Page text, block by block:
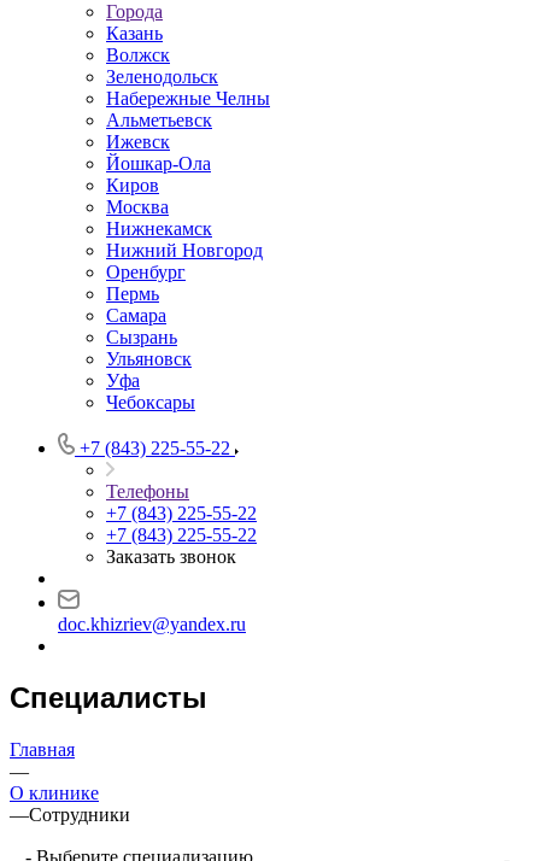
Города
Казань
Волжск
Зеленодольск
Набережные Челны
Альметьевск
Ижевск
Йошкар-Ола
Киров
Москва
Нижнекамск
Нижний Новгород
Оренбург
Пермь
Самара
Сызрань
Ульяновск
Уфа
Чебоксары
+7 (843) 225-55-22
Телефоны
+7 (843) 225-55-22
+7 (843) 225-55-22
Заказать звонок
doc.khizriev@yandex.ru
Специалисты
Главная
—
О клинике
—Сотрудники